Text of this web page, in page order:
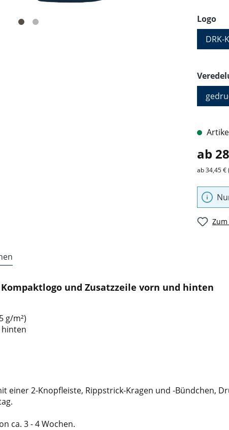
Logo
DRK-
ab
ab 34,45 €
und Zusatzzeile vorn und hinten
g/m²)
hinten
einer 2-Knopfleiste, Rippstrick-Kragen und -Bündchen,
ca. 3 - 4 Wochen.